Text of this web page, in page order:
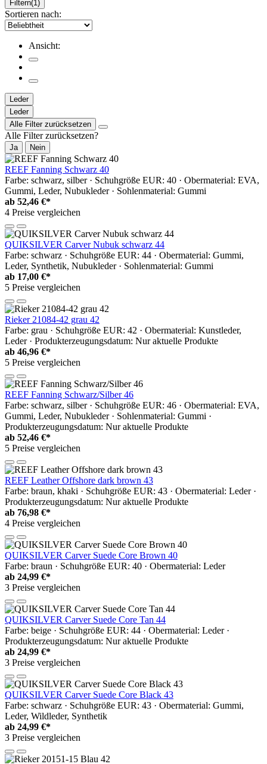
Filtern(1)
Sortieren nach:
Ansicht:
Leder
Leder
Alle Filter zurücksetzen
Alle Filter zurücksetzen?
Ja Nein
REEF Fanning Schwarz 40
Farbe: schwarz, silber · Schuhgröße EUR: 40 · Obermaterial: EVA,
Gummi, Leder, Nubukleder · Sohlenmaterial: Gummi
ab 52,46 €*
4 Preise vergleichen
QUIKSILVER Carver Nubuk schwarz 44
Farbe: schwarz · Schuhgröße EUR: 44 · Obermaterial: Gummi,
Leder, Synthetik, Nubukleder · Sohlenmaterial: Gummi
ab 17,00 €*
5 Preise vergleichen
Rieker 21084-42 grau 42
Farbe: grau · Schuhgröße EUR: 42 · Obermaterial: Kunstleder,
Leder · Produkterzeugungsdatum: Nur aktuelle Produkte
ab 46,96 €*
5 Preise vergleichen
REEF Fanning Schwarz/Silber 46
Farbe: schwarz, silber · Schuhgröße EUR: 46 · Obermaterial: EVA,
Gummi, Leder, Nubukleder · Sohlenmaterial: Gummi ·
Produkterzeugungsdatum: Nur aktuelle Produkte
ab 52,46 €*
5 Preise vergleichen
REEF Leather Offshore dark brown 43
Farbe: braun, khaki · Schuhgröße EUR: 43 · Obermaterial: Leder ·
Produkterzeugungsdatum: Nur aktuelle Produkte
ab 76,98 €*
4 Preise vergleichen
QUIKSILVER Carver Suede Core Brown 40
Farbe: braun · Schuhgröße EUR: 40 · Obermaterial: Leder
ab 24,99 €*
3 Preise vergleichen
QUIKSILVER Carver Suede Core Tan 44
Farbe: beige · Schuhgröße EUR: 44 · Obermaterial: Leder ·
Produkterzeugungsdatum: Nur aktuelle Produkte
ab 24,99 €*
3 Preise vergleichen
QUIKSILVER Carver Suede Core Black 43
Farbe: schwarz · Schuhgröße EUR: 43 · Obermaterial: Gummi,
Leder, Wildleder, Synthetik
ab 24,99 €*
3 Preise vergleichen